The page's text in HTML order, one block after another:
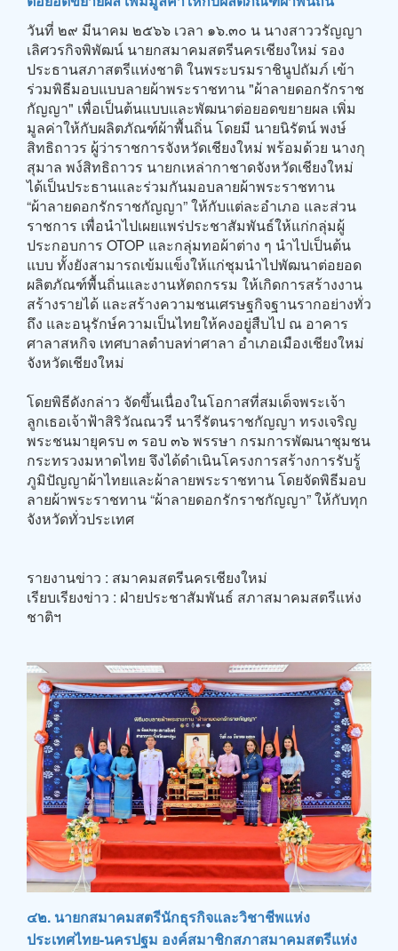
วันที่ ๒๙ มีนาคม ๒๕๖๖ เวลา ๑๖.๓๐ น นางสาววรัญญา
เลิศวรกิจพิพัฒน์ นายกสมาคมสตรีนครเชียงใหม่ รอง
ประธานสภาสตรีแห่งชาติ ในพระบรมราชินูปถัมภ์ เข้า
ร่วมพิธีมอบแบบลายผ้าพระราชทาน "ผ้าลายดอกรักราช
กัญญา" เพื่อเป็นต้นแบบและพัฒนาต่อยอดขยายผล เพิ่ม
มูลค่าให้กับผลิตภัณฑ์ผ้าพื้นถิ่น โดยมี นายนิรัตน์ พงษ์
สิทธิถาวร ผู้ว่าราชการจังหวัดเชียงใหม่ พร้อมด้วย นางกุ
สุมาล พง์สิทธิถาวร นายกเหล่ากาชาดจังหวัดเชียงใหม่
ได้เป็นประธานและร่วมกันมอบลายผ้าพระราชทาน
“ผ้าลายดอกรักราชกัญญา” ให้กับแต่ละอำเภอ และส่วน
ราชการ เพื่อนำไปเผยแพร่ประชาสัมพันธ์ให้แก่กลุ่มผู้
ประกอบการ OTOP และกลุ่มทอผ้าต่าง ๆ นำไปเป็นต้น
แบบ ทั้งยังสามารถเข้มแข็งให้แก่ชุมนำไปพัฒนาต่อยอด
ผลิตภัณฑ์พื้นถิ่นและงานหัตถกรรม ให้เกิดการสร้างงาน
สร้างรายได้ และสร้างความชนเศรษฐกิจฐานรากอย่างทั่ว
ถึง และอนุรักษ์ความเป็นไทยให้คงอยู่สืบไป ณ อาคาร
ศาลาสหกิจ เทศบาลตำบลท่าศาลา อำเภอเมืองเชียงใหม่
จังหวัดเชียงใหม่
โดยพิธีดังกล่าว จัดขึ้นเนื่องในโอกาสที่สมเด็จพระเจ้า
ลูกเธอเจ้าฟ้าสิริวัณณวรี นารีรัตนราชกัญญา ทรงเจริญ
พระชนมายุครบ ๓ รอบ ๓๖ พรรษา กรมการพัฒนาชุมชน
กระทรวงมหาดไทย จึงได้ดำเนินโครงการสร้างการรับรู้
ภูมิปัญญาผ้าไทยและผ้าลายพระราชทาน โดยจัดพิธีมอบ
ลายผ้าพระราชทาน “ผ้าลายดอกรักราชกัญญา” ให้กับทุก
จังหวัดทั่วประเทศ
รายงานข่าว : สมาคมสตรีนครเชียงใหม่
เรียบเรียงข่าว : ฝ่ายประชาสัมพันธ์ สภาสมาคมสตรีแห่ง
ชาติฯ
๔๒. นายกสมาคมสตรีนักธุรกิจและวิชาชีพแห่ง
ประเทศไทย-นครปฐม องค์สมาชิกสภาสมาคมสตรีแห่ง